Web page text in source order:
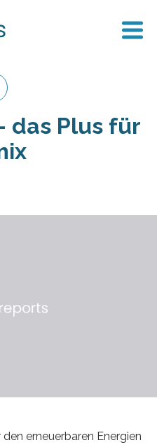
das Plus für
erneuerbaren Energien